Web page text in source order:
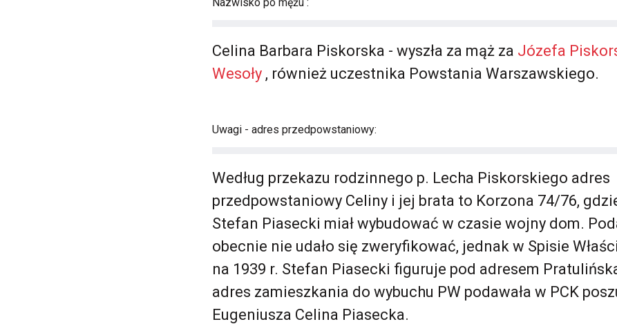
Celina Barbara Piskorska - wyszła za mąż za Józefa
Wesoły , również uczestnika Powstania Warszawskiego.
Uwagi - adres przedpowstaniowy:
Według przekazu rodzinnego p. Lecha Piskorskiego adres
przedpowstaniowy Celiny i jej brata to Korzona 74/76,
Stefan Piasecki miał wybudować w czasie wojny dom.
obecnie nie udało się zweryfikować, jednak w Spisie
na 1939 r. Stefan Piasecki figuruje pod adresem
adres zamieszkania do wybuchu PW podawała w PCK
Eugeniusza Celina Piasecka.